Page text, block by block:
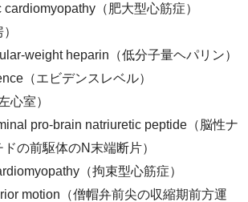
（肥大型心筋症）
weight heparin（低分子量ヘパリン）
（エビデンスレベル）
心室）
pro-brain natriuretic peptide（脳性ナ
の前駆体のN末端断片）
（拘束型心筋症）
motion（僧帽弁前尖の収縮期前方運